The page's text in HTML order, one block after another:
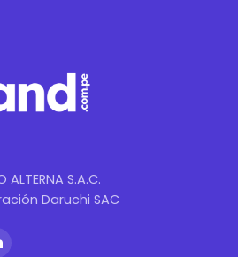
ALTERNA S.A.C.
Daruchi SAC